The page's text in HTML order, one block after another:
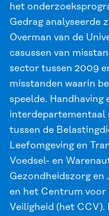
het
Gedraganalyseerde
Overman van de
casussen van
sector tussen 2009
misstanden waarin
speelde. Handhaving
interdepartementaal
tussen de
Leefomgeving en
Voedsel- en
Gezondheidszorg en
en het Centrum
Veiligheid (het